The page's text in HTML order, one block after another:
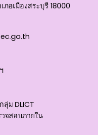
อเมืองสระบุรี 18000
ม DLICT
จสอบภายใน